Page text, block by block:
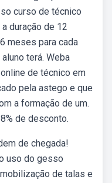
curso de técnico
duração de 12
meses para cada
terá. Weba
de técnico em
pela astego e que
a formação de um.
de desconto.
de chegada!
uso do gesso
de talas e